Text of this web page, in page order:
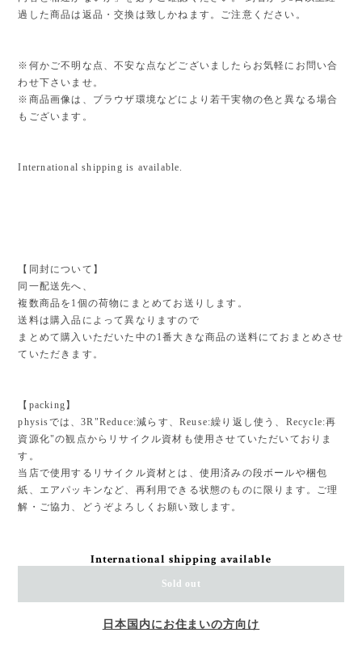
過した商品は返品・交換は致しかねます。ご注意ください。
※何かご不明な点、不安な点などございましたらお気軽にお問い合
わせ下さいませ。
※商品画像は、ブラウザ環境などにより若干実物の色と異なる場合
もございます。
International shipping is available.
【同封について】
同一配送先へ、
複数商品を1個の荷物にまとめてお送りします。
送料は購入品によって異なりますので
まとめて購入いただいた中の1番大きな商品の送料にておまとめさせ
ていただきます。
【packing】
physisでは、3R"Reduce:減らす、Reuse:繰り返し使う、Recycle:再
資源化"の観点からリサイクル資材も使用させていただいておりま
す。
当店で使用するリサイクル資材とは、使用済みの段ボールや梱包
紙、エアパッキンなど、再利用できる状態のものに限ります。ご理
解・ご協力、どうぞよろしくお願い致します。
International shipping available
Sold out
日本国内にお住まいの方向け